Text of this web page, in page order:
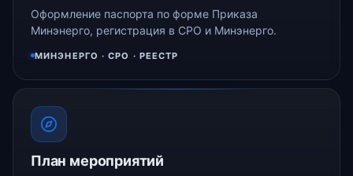
Оформление паспорта по форме Приказа
Минэнерго, регистрация в СРО и Минэнерго.
МИНЭНЕРГО · СРО · РЕЕСТР
План мероприятий